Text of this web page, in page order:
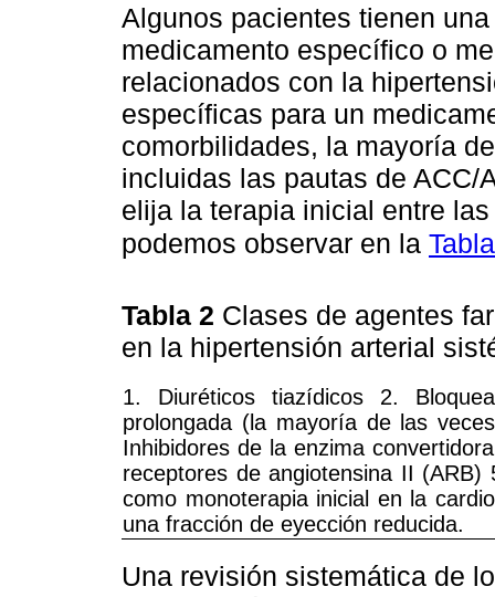
Algunos pacientes tienen
medicamento específico o
relacionados con la
específicas para un
comorbilidades, la mayoría
incluidas las pautas de ACC/
elija la terapia inicial entre
podemos observar en la
Tabla 2 Clases de agentes
en la hipertensión arterial
1. Diuréticos tiazídicos 2.
prolongada (la mayoría de las
Inhibidores de la enzima
receptores de angiotensina II
como monoterapia inicial en la
una fracción de eyección reducida.
Una revisión sistemática de